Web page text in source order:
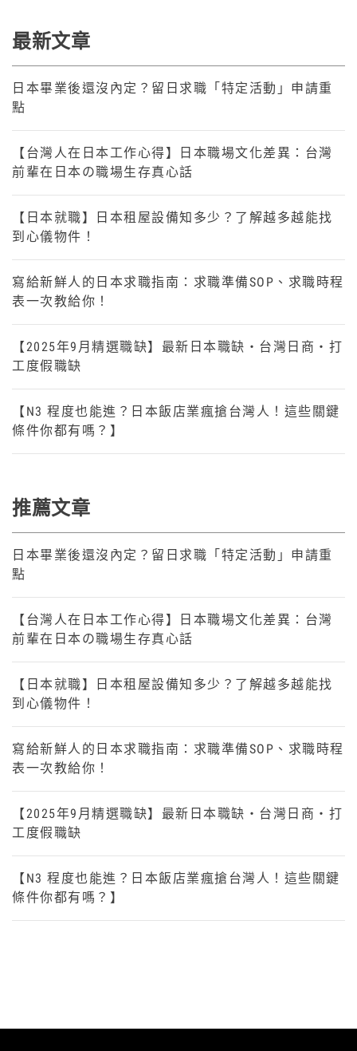
最新文章
日本畢業後還沒內定？留日求職「特定活動」申請重
點
【台灣人在日本工作心得】日本職場文化差異：台灣
前輩在日本の職場生存真心話
【日本就職】日本租屋設備知多少？了解越多越能找
到心儀物件！
寫給新鮮人的日本求職指南：求職準備SOP、求職時程
表一次教給你！
【2025年9月精選職缺】最新日本職缺・台灣日商・打
工度假職缺
【N3 程度也能進？日本飯店業瘋搶台灣人！這些關鍵
條件你都有嗎？】
推薦文章
日本畢業後還沒內定？留日求職「特定活動」申請重
點
【台灣人在日本工作心得】日本職場文化差異：台灣
前輩在日本の職場生存真心話
【日本就職】日本租屋設備知多少？了解越多越能找
到心儀物件！
寫給新鮮人的日本求職指南：求職準備SOP、求職時程
表一次教給你！
【2025年9月精選職缺】最新日本職缺・台灣日商・打
工度假職缺
【N3 程度也能進？日本飯店業瘋搶台灣人！這些關鍵
條件你都有嗎？】